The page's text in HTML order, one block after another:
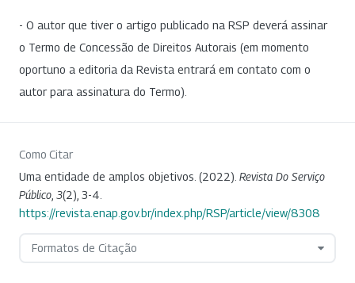
- O autor que tiver o artigo publicado na RSP deverá assinar
o Termo de Concessão de Direitos Autorais (em momento
oportuno a editoria da Revista entrará em contato com o
autor para assinatura do Termo).
Como Citar
Uma entidade de amplos objetivos. (2022). Revista Do Serviço
Público 3(2), 3-4.
https://revista.enap.gov.br/index.php/RSP/article/view/8308
Formatos de Citação